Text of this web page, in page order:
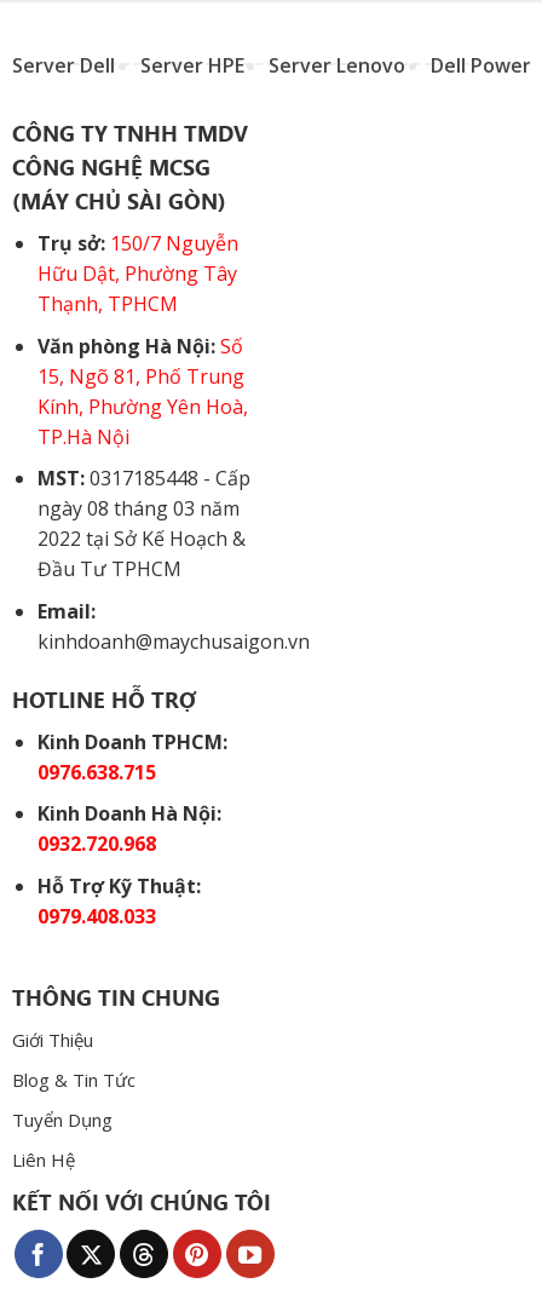
Server Dell Server HPE Server Lenovo Dell
CÔNG TY TNHH TMDV
CÔNG NGHỆ MCSG
(MÁY CHỦ SÀI GÒN)
Trụ sở: 150/7 Nguyễn
Hữu Dật, Phường Tây
Thạnh, TPHCM
Văn phòng Hà Nội: Số
15, Ngõ 81, Phố Trung
Kính, Phường Yên Hoà,
TP.Hà Nội
MST:0317185448 - Cấp
ngày 08 tháng 03 năm
2022 tại Sở Kế Hoạch &
Đầu Tư TPHCM
Email:
kinhdoanh@maychusaigon.vn
HOTLINE HỖ TRỢ
Kinh Doanh TPHCM:
0976.638.715
Kinh Doanh Hà Nội:
0932.720.968
Hỗ Trợ Kỹ Thuật:
0979.408.033
THÔNG TIN CHUNG
Giới Thiệu
Blog & Tin Tức
Tuyển Dụng
Liên Hệ
KẾT NỐI VỚI CHÚNG TÔI